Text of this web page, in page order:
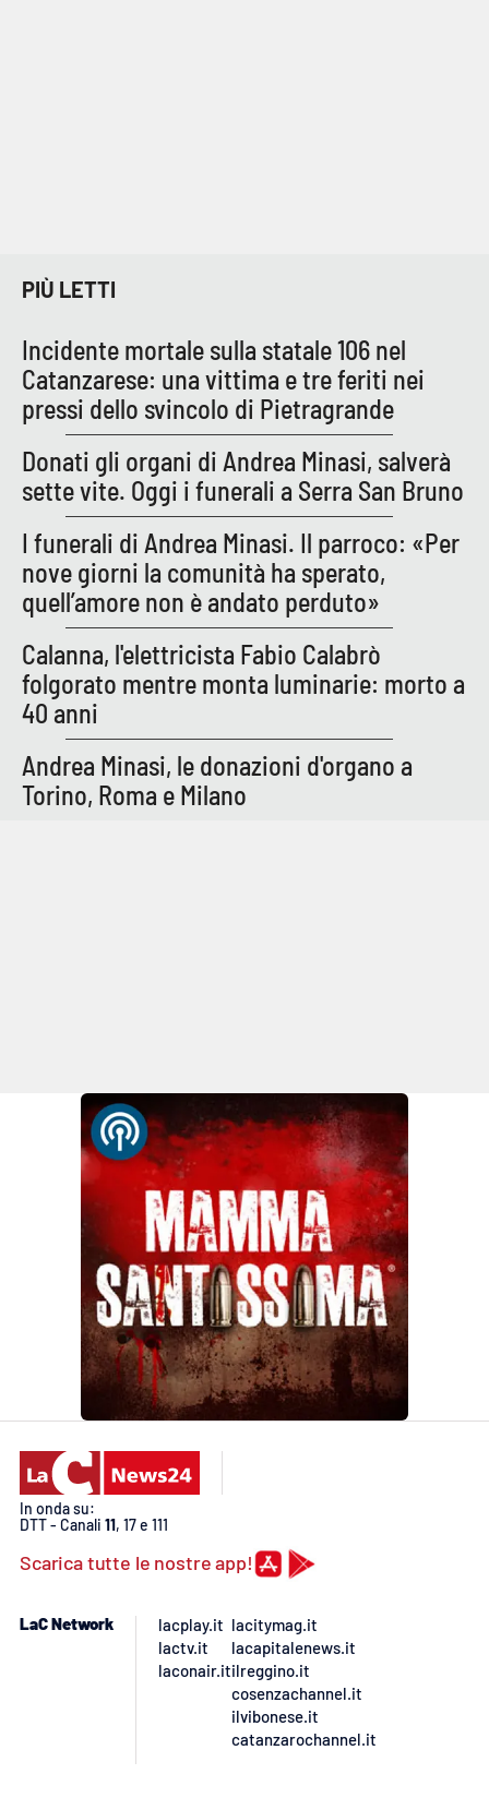
PIÙ LETTI
Incidente mortale sulla statale 106 nel
Catanzarese: una vittima e tre feriti nei
pressi dello svincolo di Pietragrande
Donati gli organi di Andrea Minasi, salverà
sette vite. Oggi i funerali a Serra San Bruno
I funerali di Andrea Minasi. Il parroco: «Per
nove giorni la comunità ha sperato,
quell’amore non è andato perduto»
Calanna, l'elettricista Fabio Calabrò
folgorato mentre monta luminarie: morto a
40 anni
Andrea Minasi, le donazioni d'organo a
Torino, Roma e Milano
In onda su:
DTT - Canali 11, 17 e 111
Scarica tutte le nostre app!
LaC Network
lacplay.it
lactv.it
laconair.it
lacitymag.it
lacapitalenews.it
ilreggino.it
cosenzachannel.it
ilvibonese.it
catanzarochannel.it